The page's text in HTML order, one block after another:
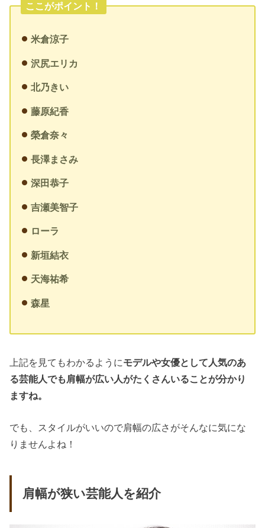
ここがポイント！
米倉涼子
沢尻エリカ
北乃きい
藤原紀香
榮倉奈々
長澤まさみ
深田恭子
吉瀬美智子
ローラ
新垣結衣
天海祐希
森星
上記を見てもわかるようにモデルや女優として人気のあ
る芸能人でも肩幅が広い人がたくさんいることが分かり
ますね。
でも、スタイルがいいので肩幅の広さがそんなに気にな
りませんよね！
肩幅が狭い芸能人を紹介